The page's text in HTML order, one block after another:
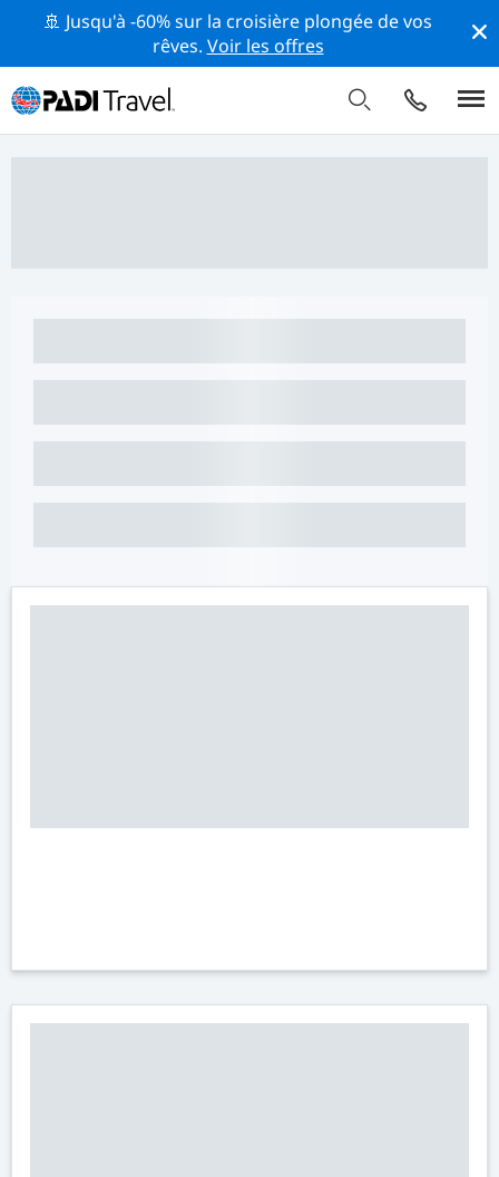
🚢 Jusqu'à -60% sur la croisière plongée de vos
rêves. Voir les offres